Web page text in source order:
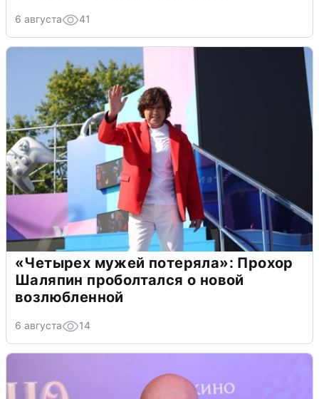
6 августа 41
«Четырех мужей потеряла»: Прохор
Шаляпин проболтался о новой
возлюбленной
6 августа 14